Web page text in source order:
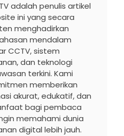
adalah penulis artikel
ini yang secara
menghadirkan
mendalam
CCTV, sistem
dan teknologi
terkini. Kami
memberikan
akurat, edukatif, dan
bagi pembaca
memahami dunia
digital lebih jauh.